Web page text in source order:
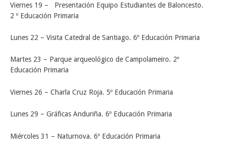
Viernes 19 – Presentación Equipo Estudiantes de Baloncesto.
2 º Educación Primaria
Lunes 22 – Visita Catedral de Santiago. 6º Educación Primaria
Martes 23 – Parque arqueológico de Campolameiro. 2º
Educación Primaria
Viernes 26 – Charla Cruz Roja. 5º Educación Primaria
Lunes 29 – Gráficas Anduriña. 6º Educación Primaria
Miércoles 31 – Naturnova. 6º Educación Primaria